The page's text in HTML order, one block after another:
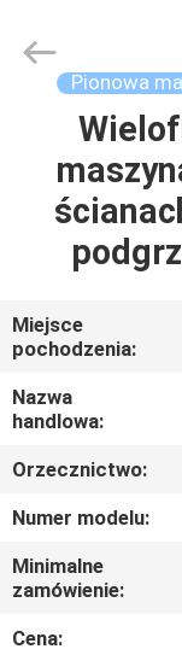
PRODUKTY
NAS
PO
FABRYCE
KONTROLA
JAKOŚCI
Technology
Pionowa
Miejsce
pochodzenia:
Nazwa
handlowa:
Orzecznictwo:
Numer modelu:
Minimalne
zamówienie:
Cena: